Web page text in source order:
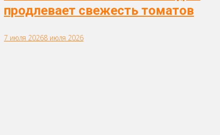
продлевает свежесть томатов
7 июля 20268 июля 2026